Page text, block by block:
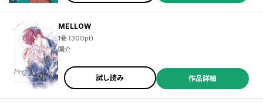
MELLOW
1巻 (300pt)
圍介
試し読み 作品詳細